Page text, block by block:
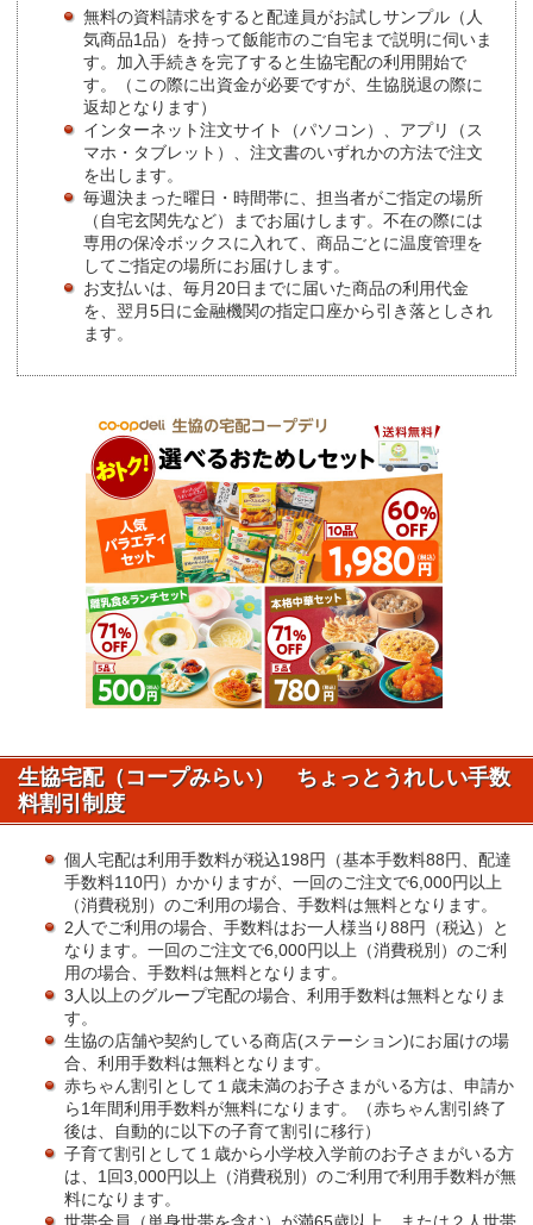
無料の資料請求をすると配達員がお試しサンプル（人
気商品1品）を持って飯能市のご自宅まで説明に伺いま
す。加入手続きを完了すると生協宅配の利用開始で
す。（この際に出資金が必要ですが、生協脱退の際に
返却となります）
インターネット注文サイト（パソコン）、アプリ（ス
マホ・タブレット）、注文書のいずれかの方法で注文
を出します。
毎週決まった曜日・時間帯に、担当者がご指定の場所
（自宅玄関先など）までお届けします。不在の際には
専用の保冷ボックスに入れて、商品ごとに温度管理を
してご指定の場所にお届けします。
お支払いは、毎月20日までに届いた商品の利用代金
を、翌月5日に金融機関の指定口座から引き落としされ
ます。
生協宅配（コープみらい） ちょっとうれしい手数
料割引制度
個人宅配は利用手数料が税込198円（基本手数料88円、配達
手数料110円）かかりますが、一回のご注文で6,000円以上
（消費税別）のご利用の場合、手数料は無料となります。
2人でご利用の場合、手数料はお一人様当り88円（税込）と
なります。一回のご注文で6,000円以上（消費税別）のご利
用の場合、手数料は無料となります。
3人以上のグループ宅配の場合、利用手数料は無料となりま
す。
生協の店舗や契約している商店(ステーション)にお届けの場
合、利用手数料は無料となります。
赤ちゃん割引として１歳未満のお子さまがいる方は、申請か
ら1年間利用手数料が無料になります。（赤ちゃん割引終了
後は、自動的に以下の子育て割引に移行）
子育て割引として１歳から小学校入学前のお子さまがいる方
は、1回3,000円以上（消費税別）のご利用で利用手数料が無
料になります。